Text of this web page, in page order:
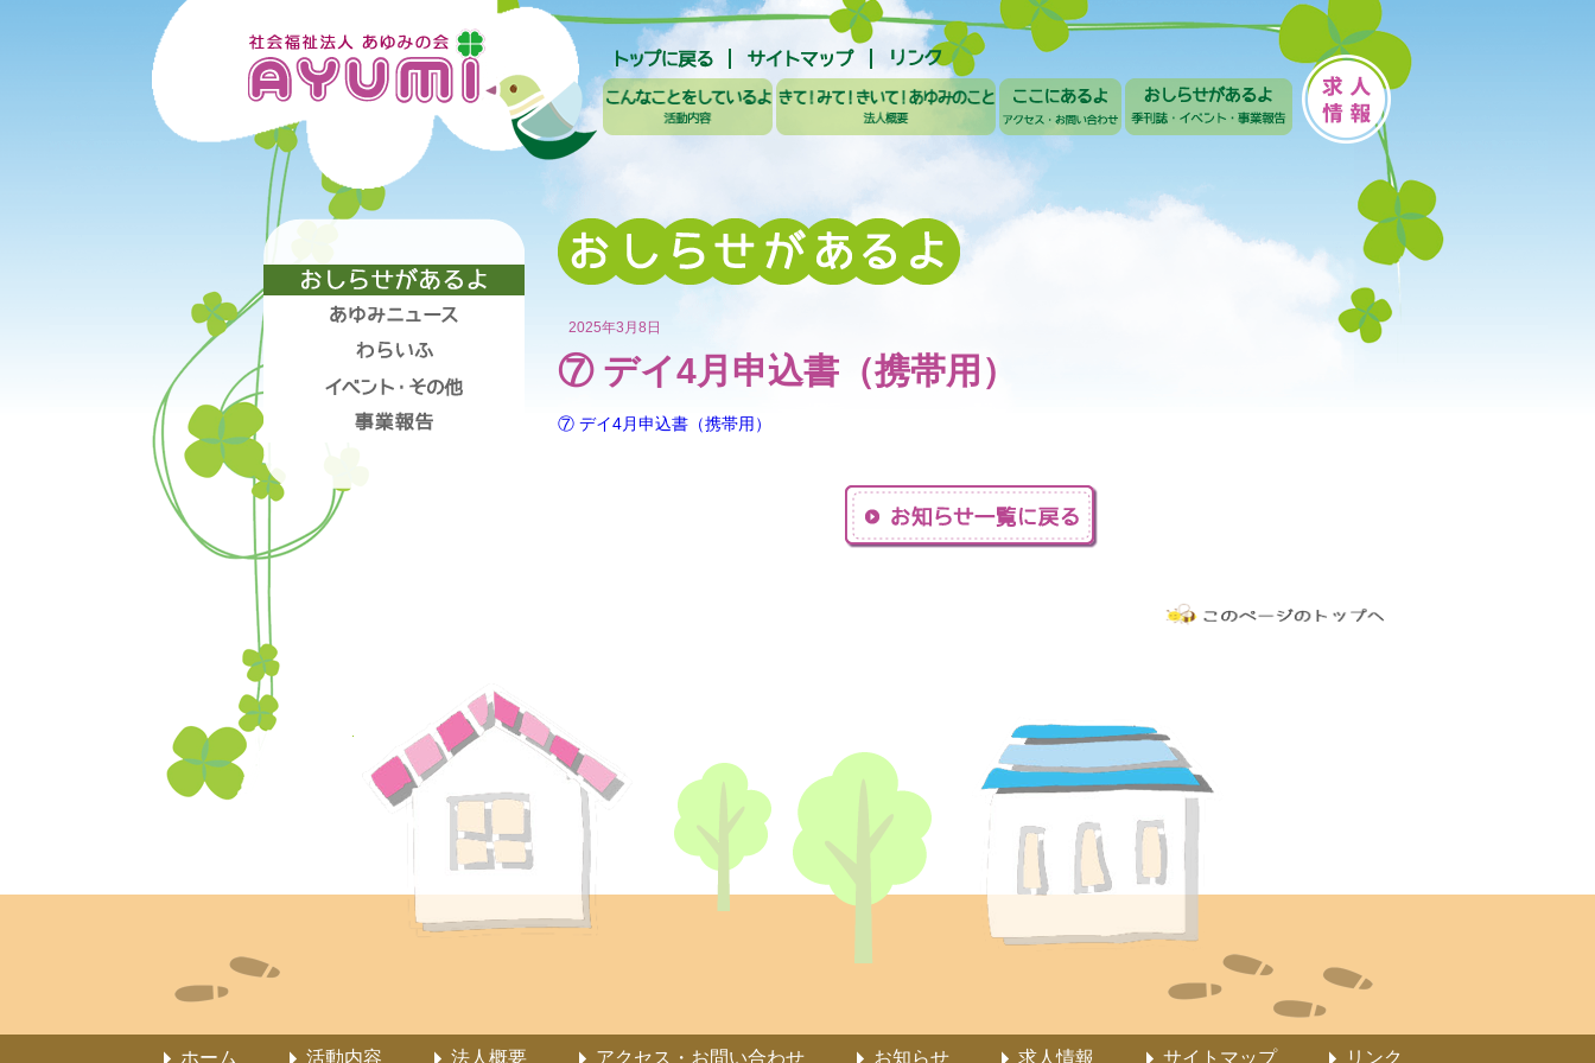
2025年3月8日
⑦ デイ4月申込書（携帯用）
⑦ デイ4月申込書（携帯用）
ホーム 活動内容 法人概要 アクセス・お問い合わせ お知らせ 求人情報 サイトマップ リンク